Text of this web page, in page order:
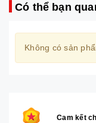
Có thể bạn
Không có sản
Cam kết